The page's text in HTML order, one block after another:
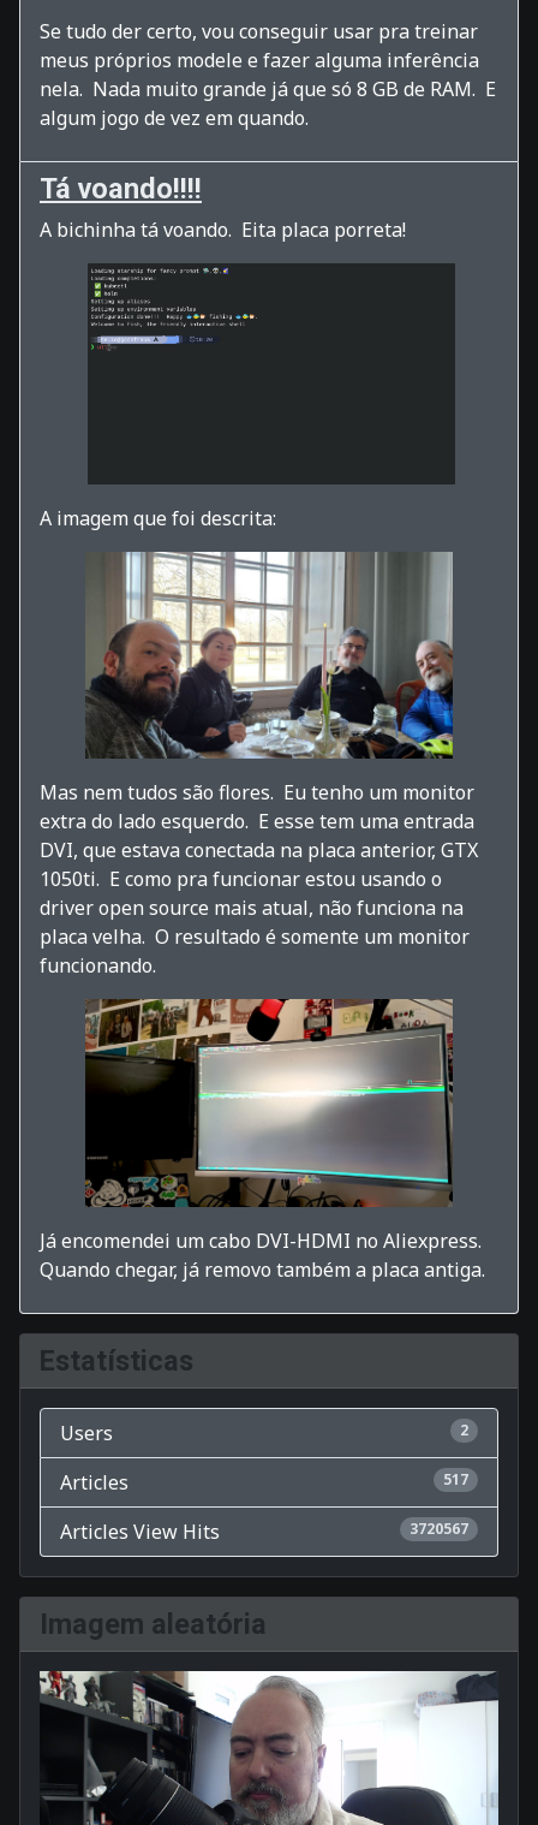
Se tudo der certo, vou conseguir usar pra treinar
meus próprios modele e fazer alguma inferência
nela. Nada muito grande já que só 8 GB de RAM. E
algum jogo de vez em quando.
Tá voando!!!!
A bichinha tá voando. Eita placa porreta!
A imagem que foi descrita:
Mas nem tudos são flores. Eu tenho um monitor
extra do lado esquerdo. E esse tem uma entrada
DVI, que estava conectada na placa anterior, GTX
1050ti. E como pra funcionar estou usando o
driver open source mais atual, não funciona na
placa velha. O resultado é somente um monitor
funcionando.
Já encomendei um cabo DVI-HDMI no Aliexpress.
Quando chegar, já removo também a placa antiga.
Estatísticas
Users 2
Articles 517
Articles View Hits 3720567
Imagem aleatória